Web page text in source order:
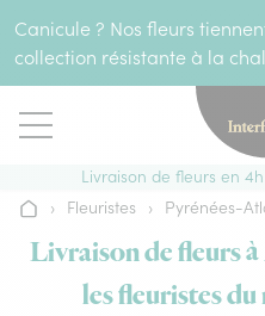
Canicule ? Nos fleurs
collection résistante à la
Livraison de fleurs en
Accueil
› Fleuristes › Pyrénées-
Livraison de fleurs
les fleuristes